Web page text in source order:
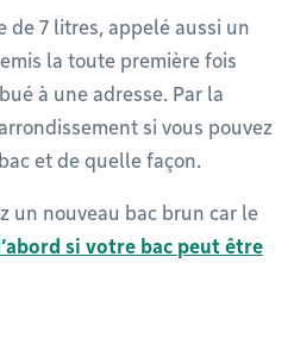
de 7 litres, appelé aussi un
la toute première fois
à une adresse. Par la
si vous pouvez
et de quelle façon.
un nouveau bac brun car le
si votre bac peut être